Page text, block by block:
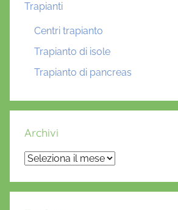
Trapianti
Centri trapianto
Trapianto di isole
Trapianto di pancreas
Archivi
Archivi